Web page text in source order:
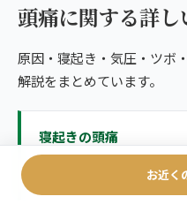
頭痛に関する詳
原因・寝起き・気圧・ツボ
解説をまとめています。
寝起きの頭痛
寝起きの頭痛を整体師が解説
ドGIFTまで。初回特別価格あ
お近く